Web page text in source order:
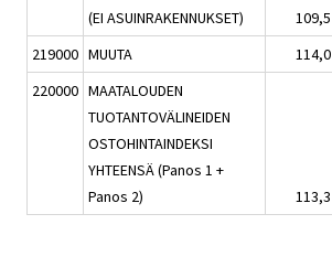
(EI ASUINRAKENNUKSET)
109,5
219000 MUUTA 114,0
220000 MAATALOUDEN
TUOTANTOVÄLINEIDEN
OSTOHINTAINDEKSI
YHTEENSÄ (Panos 1 +
Panos 2)
113,3